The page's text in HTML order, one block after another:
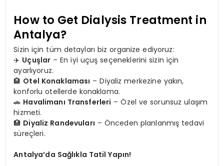
How to Get Dialysis Treatment in
Antalya?
Sizin için tüm detayları biz organize ediyoruz:
✈️ Uçuşlar – En iyi uçuş seçeneklerini sizin için
ayarlıyoruz.
🏨 Otel Konaklaması – Diyaliz merkezine yakın,
konforlu otellerde konaklama.
🚗 Havalimanı Transferleri – Özel ve sorunsuz ulaşım
hizmeti.
🏥 Diyaliz Randevuları – Önceden planlanmış tedavi
süreçleri.
Antalya’da Sağlıkla Tatil Yapın!